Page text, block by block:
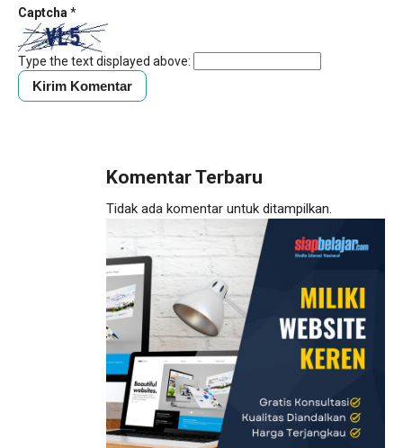
Captcha*
Type the text displayed above:
Komentar Terbaru
Tidak ada komentar untuk ditampilkan.